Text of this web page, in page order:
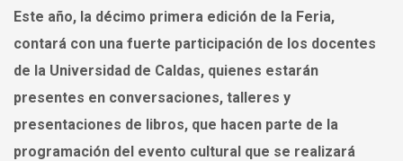
Este año, la décimo primera edición de la Feria,
contará con una fuerte participación de los docentes
de la Universidad de Caldas, quienes estarán
presentes en conversaciones, talleres y
presentaciones de libros, que hacen parte de la
programación del evento cultural que se realizará